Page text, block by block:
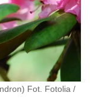
Fot. Fotolia /